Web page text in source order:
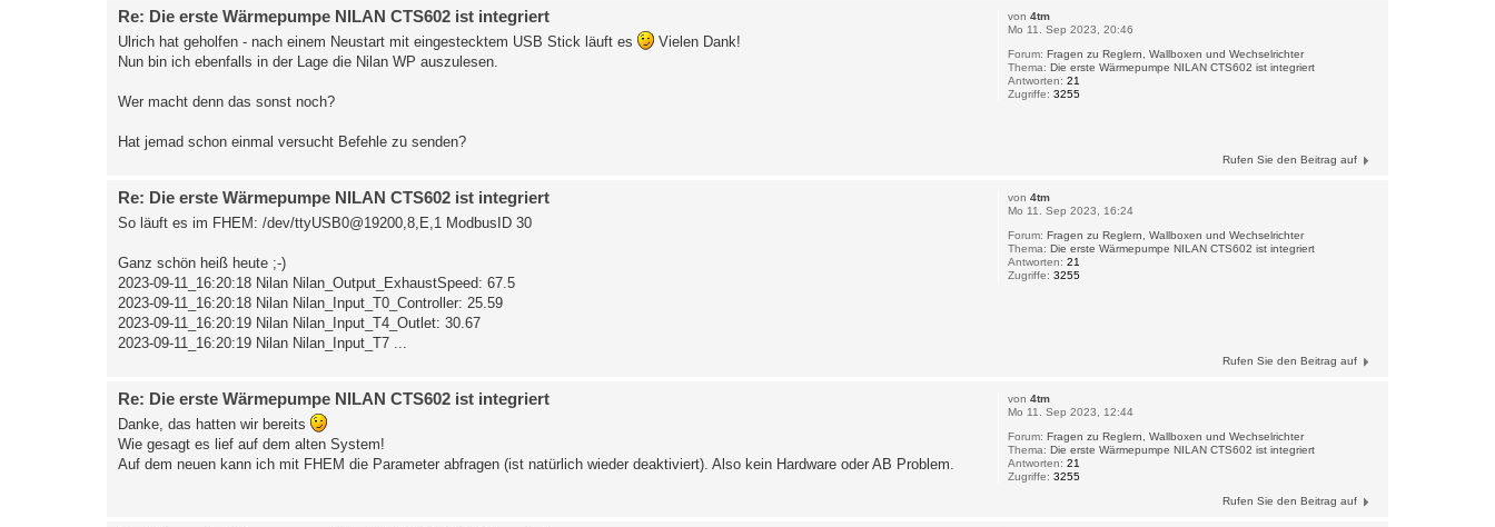
von4tm
Mo 11. Sep 2023, 20:46
Forum:Fragen zu Reglern, Wallboxen und Wechselrichter
Thema:Die erste Wärmepumpe NILAN CTS602 ist integriert
Antworten:21
Zugriffe:3255
Re: Die erste Wärmepumpe NILAN CTS602 ist integriert
Ulrich hat geholfen - nach einem Neustart mit eingestecktem USB Stick läuft es
Vielen Dank!
Nun bin ich ebenfalls in der Lage die Nilan WP auszulesen.
Wer macht denn das sonst noch?
Hat jemad schon einmal versucht Befehle zu senden?
Rufen Sie den Beitrag auf
von4tm
Mo 11. Sep 2023, 16:24
Forum:Fragen zu Reglern, Wallboxen und Wechselrichter
Thema:Die erste Wärmepumpe NILAN CTS602 ist integriert
Antworten:21
Zugriffe:3255
Re: Die erste Wärmepumpe NILAN CTS602 ist integriert
So läuft es im FHEM: /dev/ttyUSB0@19200,8,E,1 ModbusID 30
Ganz schön heiß heute ;-)
2023-09-11_16:20:18 Nilan Nilan_Output_ExhaustSpeed: 67.5
2023-09-11_16:20:18 Nilan Nilan_Input_T0_Controller: 25.59
2023-09-11_16:20:19 Nilan Nilan_Input_T4_Outlet: 30.67
2023-09-11_16:20:19 Nilan Nilan_Input_T7 ...
Rufen Sie den Beitrag auf
von4tm
Mo 11. Sep 2023, 12:44
Forum:Fragen zu Reglern, Wallboxen und Wechselrichter
Thema:Die erste Wärmepumpe NILAN CTS602 ist integriert
Antworten:21
Zugriffe:3255
Re: Die erste Wärmepumpe NILAN CTS602 ist integriert
Danke, das hatten wir bereits
Wie gesagt es lief auf dem alten System!
Auf dem neuen kann ich mit FHEM die Parameter abfragen (ist natürlich wieder deaktiviert). Also kein Hardware oder AB Problem.
Rufen Sie den Beitrag auf